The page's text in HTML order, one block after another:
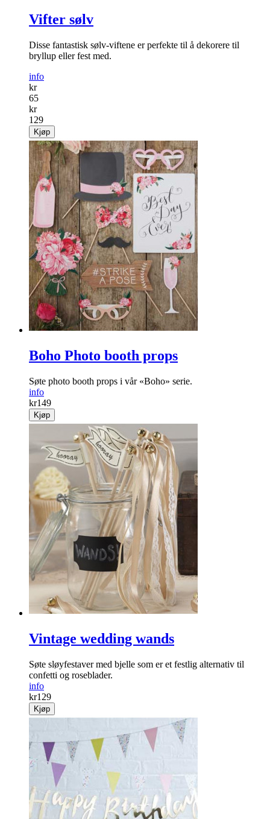
Vifter sølv
Disse fantastisk sølv-viftene er perfekte til å dekorere til
bryllup eller fest med.
info
kr
65
kr
129
Kjøp
Boho Photo booth props
Søte photo booth props i vår «Boho» serie.
info
kr149
Kjøp
Vintage wedding wands
Søte sløyfestaver med bjelle som er et festlig alternativ til
confetti og roseblader.
info
kr129
Kjøp